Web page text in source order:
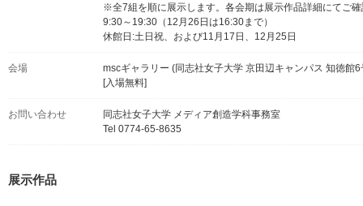
※全7組を順に展示します。各会期は展示作品詳細にてご
9:30～19:30（12月26日は16:30まで）
休館日:土日祝、および11月17日、12月25日
会場
mscギャラリー (同志社女子大学 京田辺キャンパス 知徳館
[入場無料]
お問い合わせ
同志社女子大学 メディア創造学科事務室
Tel 0774-65-8635
展示作品